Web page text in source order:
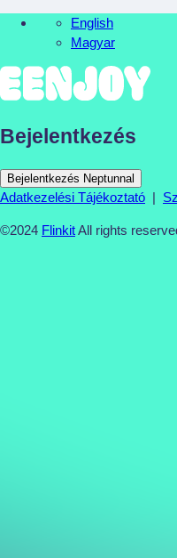
English
Magyar
Bejelentkezés
Bejelentkezés Neptunnal
Adatkezelési Tájékoztató |
©2024 FlinkitAll rights